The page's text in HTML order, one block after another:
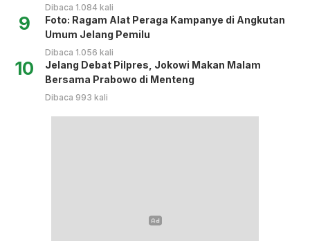
Dibaca 1.084 kali
9
Foto: Ragam Alat Peraga Kampanye di Angkutan
Umum Jelang Pemilu
Dibaca 1.056 kali
10
Jelang Debat Pilpres, Jokowi Makan Malam
Bersama Prabowo di Menteng
Dibaca 993 kali